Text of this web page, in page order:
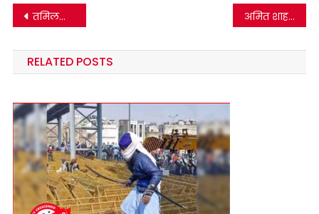
Post
navigation
तमिलनाडु में आरएसएस पर प्रतिबंध के बाद बजरंग दल का पुलिस पर पथराव करने का झूठा दावा वायरल। अमित शाह ने नहीं की एक वक्त का खाना छोड़ने की अपील, फर्जी पोस्ट भ्रामक दावे से वायरल।
RELATED POSTS